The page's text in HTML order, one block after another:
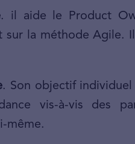
. il aide le Product
sur la méthode Agile.
. Son objectif individuel
vis-à-vis des
même.